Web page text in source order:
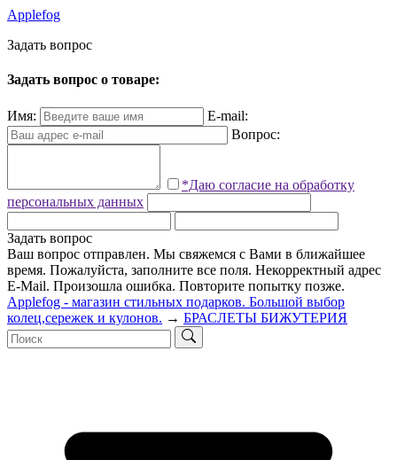
Applefog
Задать вопрос
Задать вопрос о товаре:
Имя:
E-mail:
Вопрос:
*Даю согласие на обработку
персональных данных
Задать вопрос
Ваш вопрос отправлен. Мы свяжемся с Вами в ближайшее
время. Пожалуйста, заполните все поля. Некорректный адрес
E-Mail. Произошла ошибка. Повторите попытку позже.
Applefog - магазин стильных подарков. Большой выбор
колец,сережек и кулонов. → БРАСЛЕТЫ БИЖУТЕРИЯ